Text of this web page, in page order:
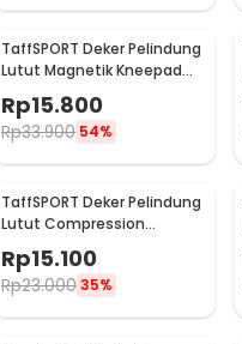
TaffSPORT Deker Pelindung
Lutut Magnetik Kneepad
Gym Fitness 1 Pair 70cm -
A-7720
Rp15.800
Rp33.900 54%
TaffSPORT Deker Pelindung
Lutut Compression
L - SS7
Rp15.100
Rp23.00035%